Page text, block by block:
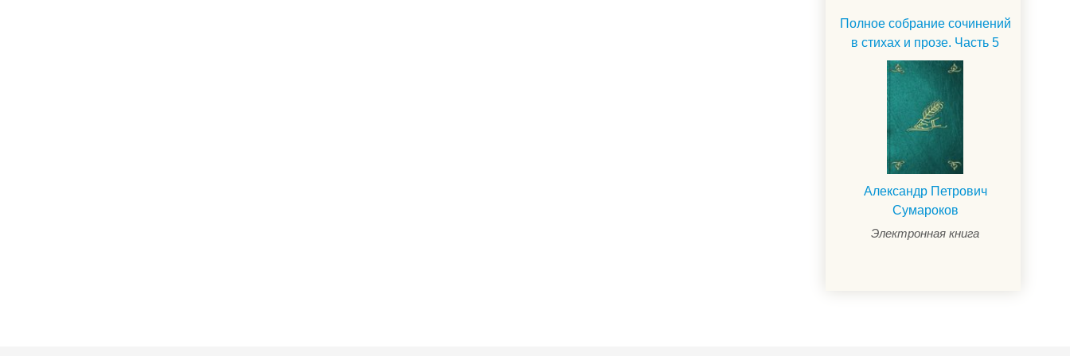
Полное собрание сочинений
в стихах и прозе. Часть 5
Александр Петрович
Сумароков
Электронная книга